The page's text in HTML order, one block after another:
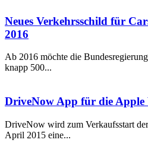
Neues Verkehrsschild für
2016
Ab 2016 möchte die
knapp 500...
DriveNow App für die Apple
DriveNow wird zum Verkaufsstart
April 2015 eine...